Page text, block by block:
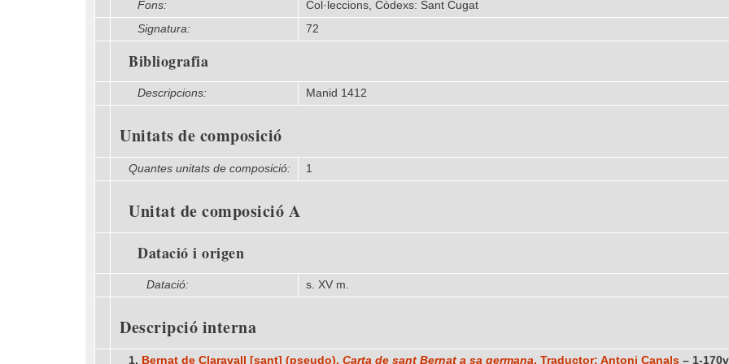
Fons:
Col·leccions, Còdexs: Sant Cugat
Signatura:
72
Bibliografia
Descripcions: Manid 1412
Unitats de composició
Quantes unitats de composició: 1
Unitat de composició A
Datació i origen
Datació: s. XV m.
Descripció interna
1. Bernat de Claravall [sant] (pseudo), Carta de sant Bernat a sa germana, Traductor: Antoni Canals – 1-170v